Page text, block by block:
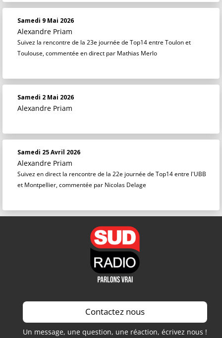
Samedi 9 Mai 2026
Alexandre Priam
Suivez la rencontre de la 23e journée de Top14 entre Toulon et
Toulouse, commentée en direct par Mathias Merlo
Samedi 2 Mai 2026
Alexandre Priam
Samedi 25 Avril 2026
Alexandre Priam
Suivez en direct la rencontre de la 22e journée de Top14 entre l'UBB
et Montpellier, commentée par Nicolas Delage
Contactez nous
Un message, une question, une réaction, écrivez nous !